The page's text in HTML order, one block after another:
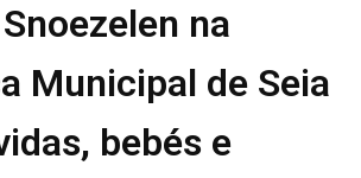
DE SÃO JOÃO 2026
na
Municipal de Seia
bebés e